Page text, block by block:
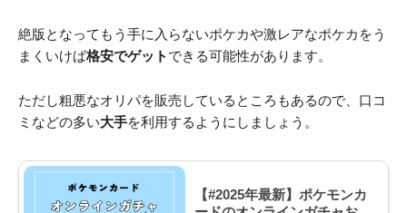
絶版となってもう手に入らないポケカや激レアなポケカをう
まくいけば格安でゲット できる可能性があります。
ただし粗悪なオリパを販売しているところもあるので、口コ
ミなどの多い大手を利用するようにしましょう。
【#2025年最新】ポケモンカ